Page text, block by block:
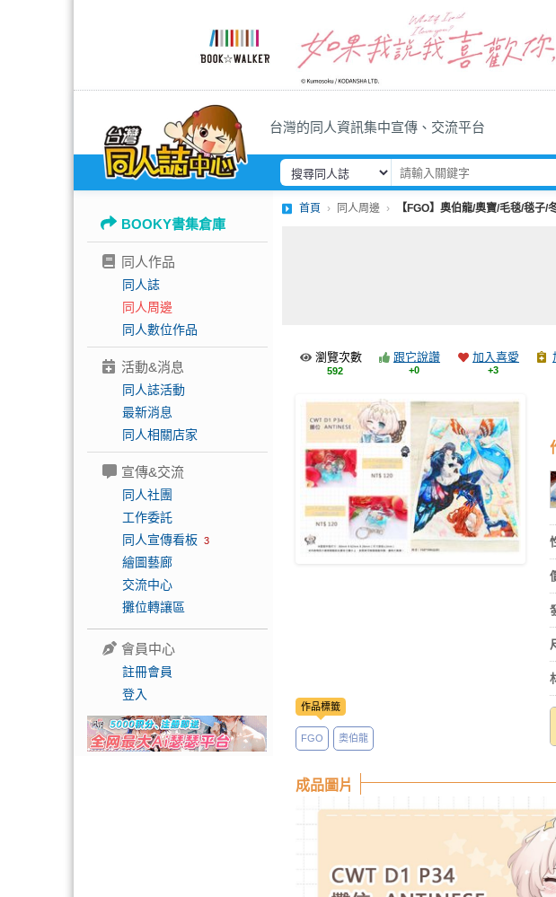
台灣的同人資訊集中宣傳、交流平台
BOOKY書集倉庫
同人作品
同人誌
同人周邊
同人數位作品
活動&消息
同人誌活動
最新消息
同人相關店家
宣傳&交流
同人社團
工作委託
同人宣傳看板 3
繪圖藝廊
交流中心
攤位轉讓區
會員中心
註冊會員
登入
首頁 同人周邊 【FGO】奧伯龍/奧寶/毛毯/毯子/
瀏覽次數
592
跟它說讚
+0
加入喜愛
+3
作品標籤
FGO 奧伯龍
成品圖片